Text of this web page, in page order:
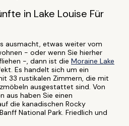
in Lake Louise Für
ausmacht, etwas weiter vom
- oder wenn Sie hierher
-, dann ist die Moraine Lake
Es handelt sich um ein
33 rustikalen Zimmern, die mit
ausgestattet sind. Von
aus haben Sie einen
die kanadischen Rocky
National Park. Friedlich und